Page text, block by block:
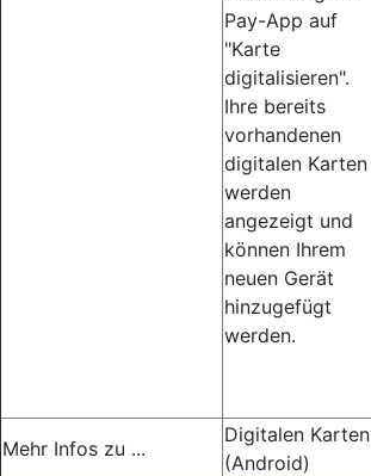
Pay-App auf
"Karte
digitalisieren".
Ihre bereits
vorhandenen
digitalen Karten
werden
angezeigt und
können Ihrem
neuen Gerät
hinzugefügt
werden.
Mehr Infos zu ...
Digitalen Karten
(Android)